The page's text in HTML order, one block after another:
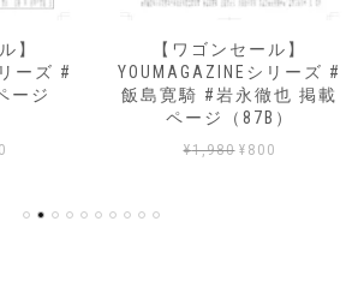
】
ーズ #
ージ
【ワゴンセール】
YOUMAGAZINEシリーズ #
飯島寛騎 #岩永徹也 掲載
ページ（87B）
¥1,980 元
¥ 800